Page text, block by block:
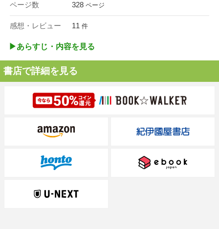
ページ数 328 ページ
感想・レビュー 11 件
▶︎あらすじ・内容を見る
書店で詳細を見る